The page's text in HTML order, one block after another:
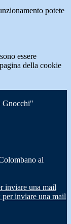
potete
essere
della cookie
Gnocchi"
al
inviare una mail
inviare una mail